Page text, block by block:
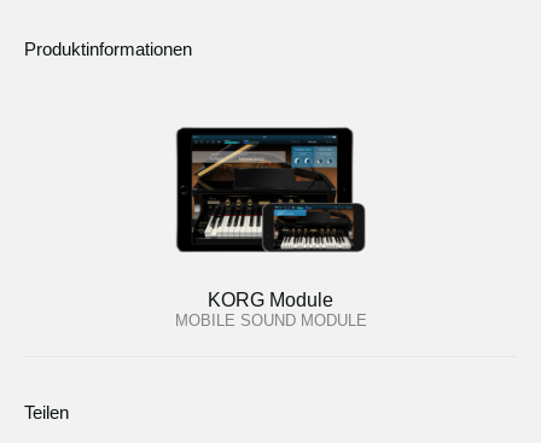
Produktinformationen
KORG Module
MOBILE SOUND MODULE
Teilen